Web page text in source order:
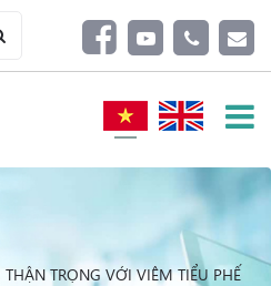
THẬN TRỌNG VỚI VIÊM TIỂU PHẾ